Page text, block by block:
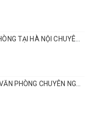
nghiệm,
khi đặt
DỊCH VỤ GIẶT THẢM VĂN PHÒNG TẠI HÀ NỘI CHUYÊN NGHIỆP CHẤT LƯỢNG
QHT VIỆT NAM GIẶT THẢM VĂN PHÒNG CHUYÊN NGHIỆP TẠI HÀ NỘI